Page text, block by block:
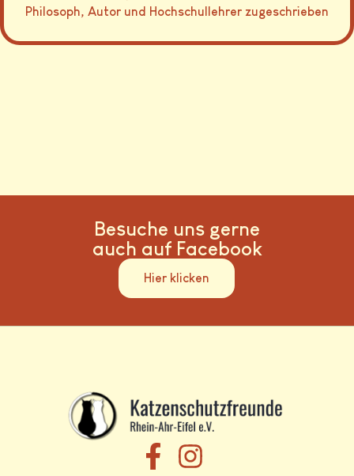
Philosoph, Autor und Hochschullehrer zugeschrieben
Besuche uns gerne
auch auf Facebook
Hier klicken